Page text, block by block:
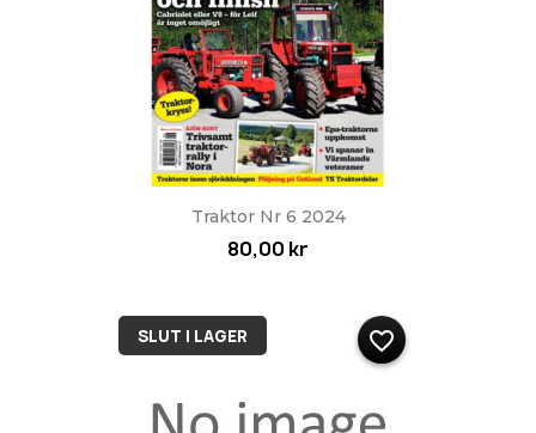
Traktor Nr 6 2024
80,00 kr
SLUT I LAGER favorite_border